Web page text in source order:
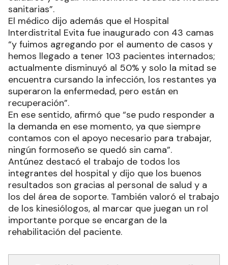
sanitarias”.
El médico dijo además que el Hospital
Interdistrital Evita fue inaugurado con 43 camas
“y fuimos agregando por el aumento de casos y
hemos llegado a tener 103 pacientes internados;
actualmente disminuyó al 50% y solo la mitad se
encuentra cursando la infección, los restantes ya
superaron la enfermedad, pero están en
recuperación”.
En ese sentido, afirmó que “se pudo responder a
la demanda en ese momento, ya que siempre
contamos con el apoyo necesario para trabajar,
ningún formoseño se quedó sin cama”.
Antúnez destacó el trabajo de todos los
integrantes del hospital y dijo que los buenos
resultados son gracias al personal de salud y a
los del área de soporte. También valoró el trabajo
de los kinesiólogos, al marcar que juegan un rol
importante porque se encargan de la
rehabilitación del paciente.